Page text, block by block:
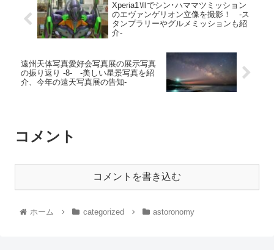
Xperia1Ⅶでシン･ハママツミッション
のエヴァンゲリオン立像を撮影！ -ス
タンプラリーやグルメミッションも紹
介-
遠州天体写真愛好会写真展の展示写真
の振り返り -8- -美しい星景写真を紹
介、今年の遠天写真展の告知-
コメント
コメントを書き込む
ホーム categorized astoronomy